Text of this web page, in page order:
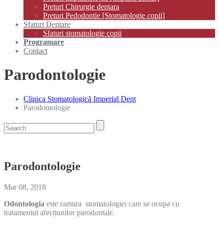
Preturi Chirurgie dentara
Preturi Pedodontie [Stomatologie copii]
Sfaturi Dentare
Sfaturi stomatologie copii
Programare
Contact
Parodontologie
Clinica Stomatologică Imperial Dent
Parodontologie
Parodontologie
Mar 08, 2018
Odontologia este ramura stomatologiei care se ocupa cu
tratamentul afecțiunilor parodontale.